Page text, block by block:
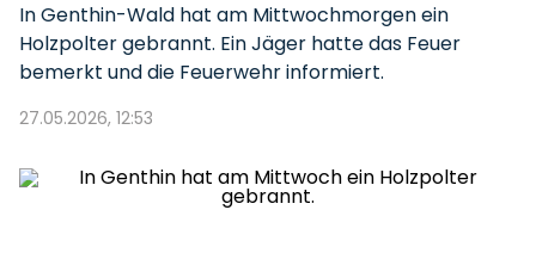
In Genthin-Wald hat am Mittwochmorgen ein
Holzpolter gebrannt. Ein Jäger hatte das Feuer
bemerkt und die Feuerwehr informiert.
27.05.2026, 12:53